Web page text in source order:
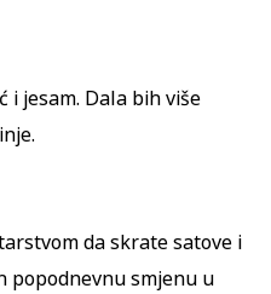
i jesam. Dala bih više
da skrate satove i
popodnevnu smjenu u